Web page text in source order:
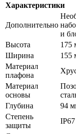
Характеристики
Дополнительно
и
Высота
175
Ширина
155
Материал
плафона
Материал
основы
Глубина
94
Степень
защиты
IP67